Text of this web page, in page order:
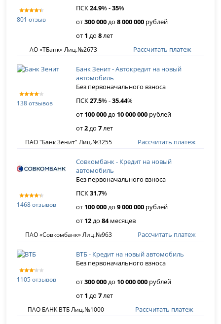
801 отзыв
ПСК24.9% -35%
от300 000до8 000 000 рублей
от 1 до8лет
АО «ТБанк» Лиц.№2673 Рассчитать платеж
138 отзывов
Банк Зенит - Автокредит на новый
автомобиль
Без первоначального взноса
ПСК27.5% -35.44%
от 100 000до 10 000 000 рублей
от2до7лет
ПАО "Банк Зенит" Лиц.№3255 Рассчитать платеж
1468 отзывов
Совкомбанк - Кредит на новый
автомобиль
Без первоначального взноса
ПСК31.7%
от 100 000до9 000 000 рублей
от 12до84месяцев
ПАО «Совкомбанк» Лиц.№963 Рассчитать платеж
1105 отзывов
ВТБ - Кредит на новый автомобиль
Без первоначального взноса
от300 000до 10 000 000 рублей
от 1 до7лет
ПАО БАНК ВТБ Лиц.№1000 Рассчитать платеж